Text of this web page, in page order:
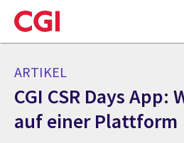
Skip
to
main
ARTIKEL
CGI CSR Days App:
auf einer Plattform